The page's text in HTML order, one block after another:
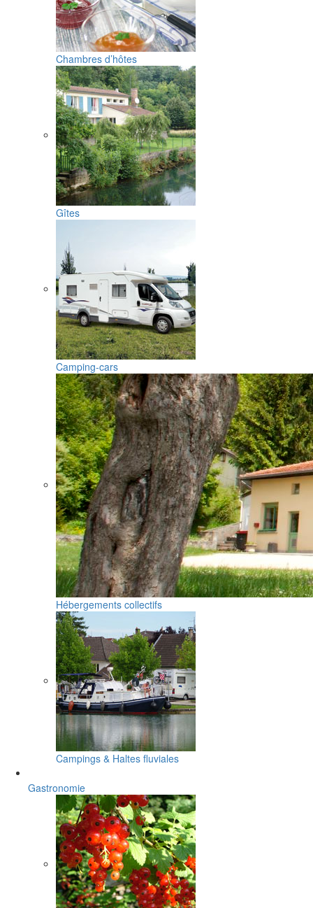
Chambres d’hôtes
Gîtes
Camping-cars
Hébergements collectifs
Campings & Haltes fluviales
Gastronomie